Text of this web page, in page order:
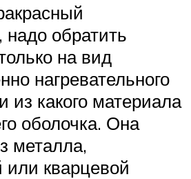
надо обратить
на вид
нагревательного
из какого материала
оболочка. Она
металла,
или кварцевой